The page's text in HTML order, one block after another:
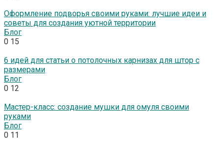
Оформление подворья своими руками: лучшие идеи и
советы для создания уютной территории
Блог
0 15
6 идей для статьи о потолочных карнизах для штор с
размерами
Блог
0 12
Мастер-класс: создание мушки для омуля своими
руками
Блог
0 11